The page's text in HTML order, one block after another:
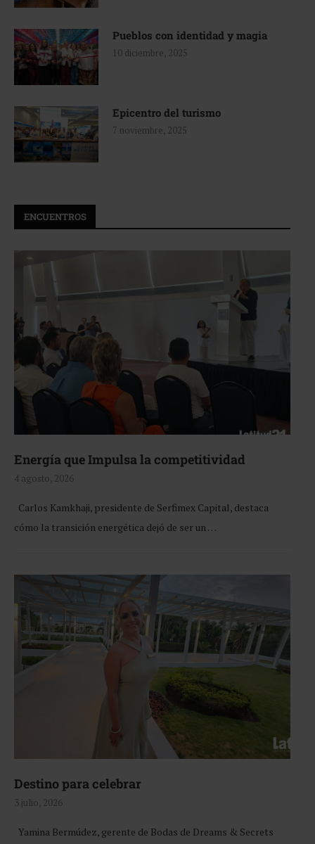
Pueblos con identidad y magia
10 diciembre, 2025
Epicentro del turismo
7 noviembre, 2025
ENCUENTROS
Energía que Impulsa la competitividad
4 agosto, 2026
Carlos Kamkhaji, presidente de Serfimex Capital, destaca
cómo la transición energética dejó de ser un …
Destino para celebrar
3 julio, 2026
Yamina Bermúdez, gerente de Bodas de Dreams & Secrets